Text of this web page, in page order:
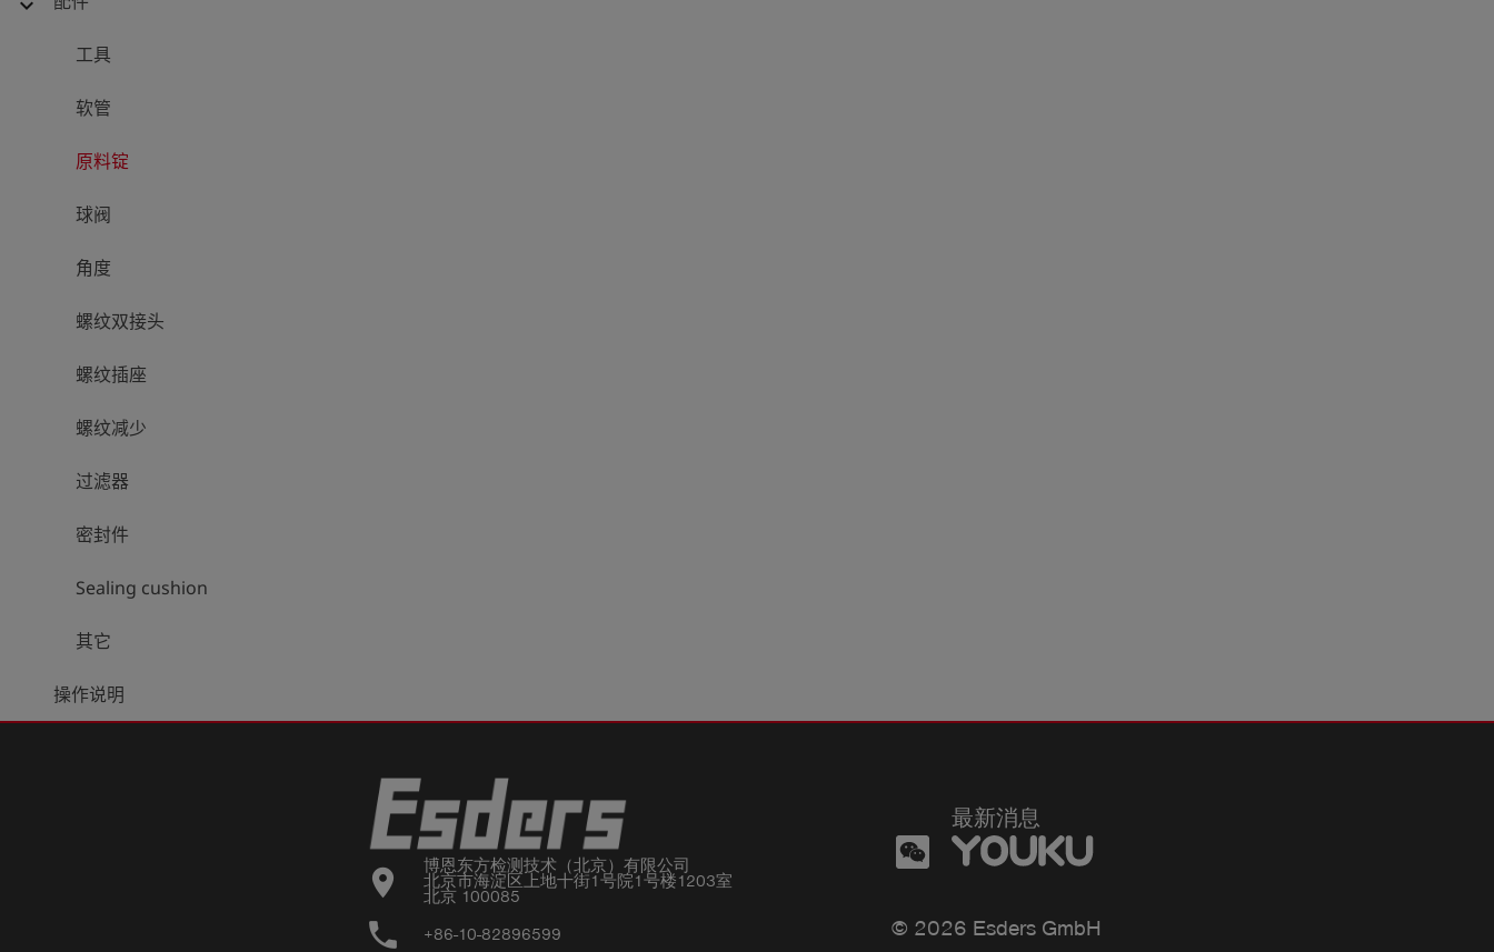
工具
软管
原料锭
球阀
角度
螺纹双接头
螺纹插座
螺纹减少
过滤器
密封件
Sealing cushion
其它
操作说明
location_on
博恩东方检测技术（北京）有限公司
北京市海淀区上地十街1号院1号楼1203室
北京 100085
phone +86-10-82896599
最新消息
© 2026 Esders GmbH